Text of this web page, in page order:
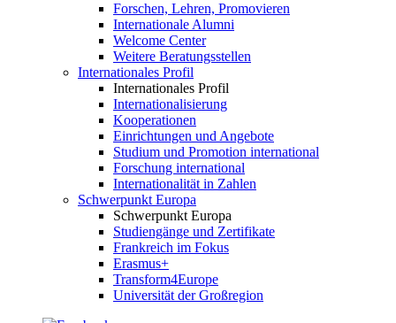
Forschen, Lehren, Promovieren
Internationale Alumni
Welcome Center
Weitere Beratungsstellen
Internationales Profil
Internationales Profil
Internationalisierung
Kooperationen
Einrichtungen und Angebote
Studium und Promotion international
Forschung international
Internationalität in Zahlen
Schwerpunkt Europa
Schwerpunkt Europa
Studiengänge und Zertifikate
Frankreich im Fokus
Erasmus+
Transform4Europe
Universität der Großregion